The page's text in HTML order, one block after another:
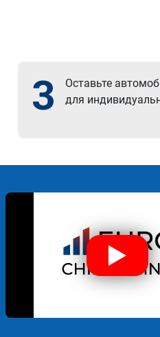
3
Оставьте
для